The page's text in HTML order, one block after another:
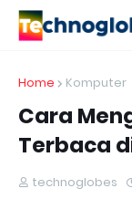
Home Komputer
Cara
Terbaca
technoglobes